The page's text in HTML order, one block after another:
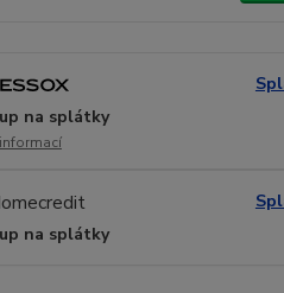
na splátky
na splátky